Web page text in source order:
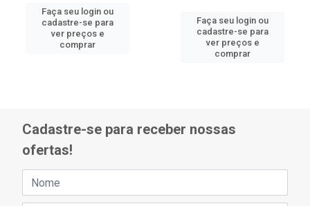
Faça seu login ou
cadastre-se para
ver preços e
comprar
Faça seu login ou
cadastre-se para
ver preços e
comprar
Cadastre-se para receber nossas
ofertas!